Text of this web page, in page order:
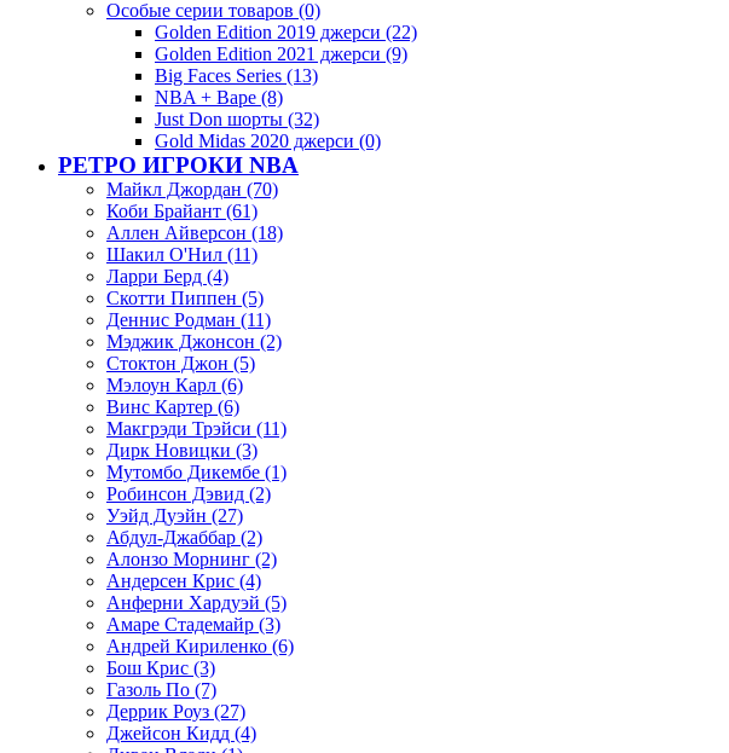
Особые серии товаров (0)
Golden Edition 2019 джерси (22)
Golden Edition 2021 джерси (9)
Big Faces Series (13)
NBA + Bape (8)
Just Don шорты (32)
Gold Midas 2020 джерси (0)
РЕТРО ИГРОКИ NBA
Майкл Джордан (70)
Коби Брайант (61)
Аллен Айверсон (18)
Шакил О'Нил (11)
Ларри Берд (4)
Скотти Пиппен (5)
Деннис Родман (11)
Мэджик Джонсон (2)
Стоктон Джон (5)
Мэлоун Карл (6)
Винс Картер (6)
Макгрэди Трэйси (11)
Дирк Новицки (3)
Мутомбо Дикембе (1)
Робинсон Дэвид (2)
Уэйд Дуэйн (27)
Абдул-Джаббар (2)
Алонзо Морнинг (2)
Андерсен Крис (4)
Анферни Xардуэй (5)
Амаре Стадемайр (3)
Андрей Кириленко (6)
Бош Крис (3)
Газоль По (7)
Деррик Роуз (27)
Джейсон Кидд (4)